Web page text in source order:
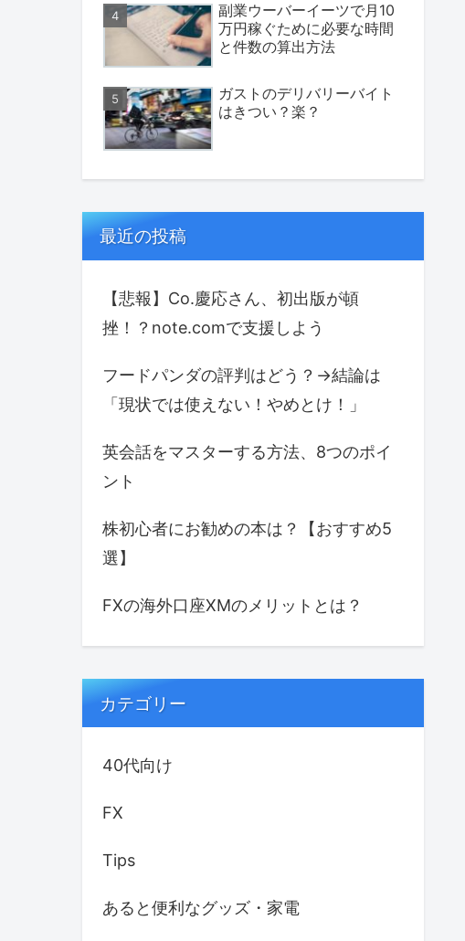
副業ウーバーイーツで月10
万円稼ぐために必要な時間
と件数の算出方法
ガストのデリバリーバイト
はきつい？楽？
最近の投稿
【悲報】Co.慶応さん、初出版が頓
挫！？note.comで支援しよう
フードパンダの評判はどう？→結論は
「現状では使えない！やめとけ！」
英会話をマスターする方法、8つのポイ
ント
株初心者にお勧めの本は？【おすすめ5
選】
FXの海外口座XMのメリットとは？
カテゴリー
40代向け
FX
Tips
あると便利なグッズ・家電